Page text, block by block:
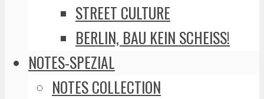
STREET CULTURE
BERLIN, BAU KEIN SCHEISS!
NOTES-SPEZIAL
NOTES COLLECTION